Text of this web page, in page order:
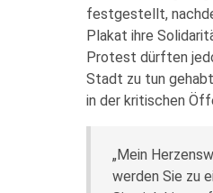
festgestellt,
Plakat ihre
Protest dürften
Stadt zu tun
in der kritischen
„Mein
werden Sie zu